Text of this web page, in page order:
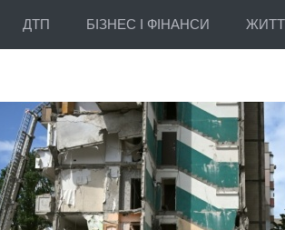
ДТП БІЗНЕС І ФІНАНСИ